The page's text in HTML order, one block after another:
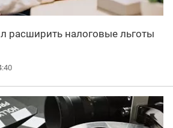
расширить налоговые льготы